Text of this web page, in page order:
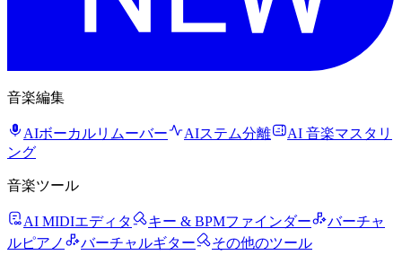
音楽編集
AIボーカルリムーバー AIステム分離
AI 音楽マスタリ
ング
音楽ツール
AI MIDIエディタ キー & BPMファインダー
バーチャ
ルピアノ
バーチャルギター その他のツール